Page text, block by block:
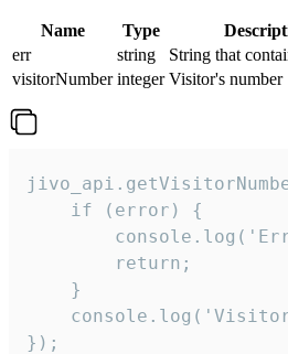
Name Type
err
string
String that
visitorNumber integer Visitor's number
    if (error) {
        return;
    }
});